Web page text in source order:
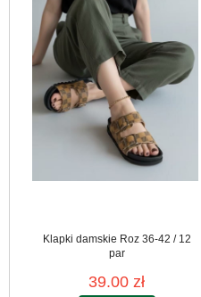
Klapki damskie Roz 36-42 / 12
par
39.00 zł